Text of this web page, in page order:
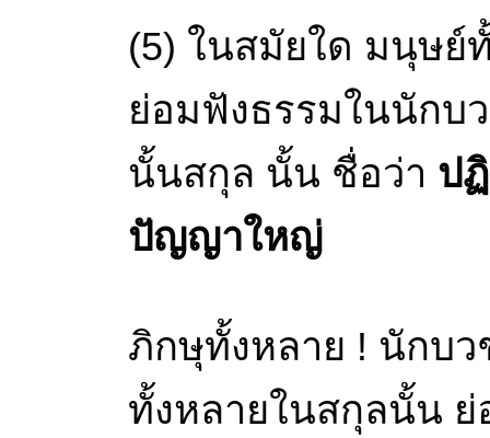
(5) ในสมัยใด มนุษย์
ย่อมฟังธรรมในนักบ
นั้นสกุล นั้น ชื่อว่า ป
ปัญญาใหญ่
ภิกษุทั้งหลาย ! นักบ
ทั้งหลายในสกุลนั้น